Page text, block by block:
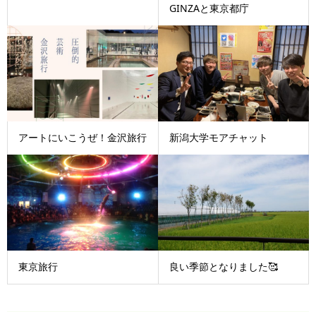
GINZAと東京都庁
アートにいこうぜ！金沢旅行 新潟大学モアチャット
東京旅行 良い季節となりました🥰